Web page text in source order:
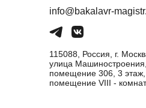
info@bakalavr-
115088, Россия, г.
улица
помещение 306, 3 этаж,
помещение VIII -